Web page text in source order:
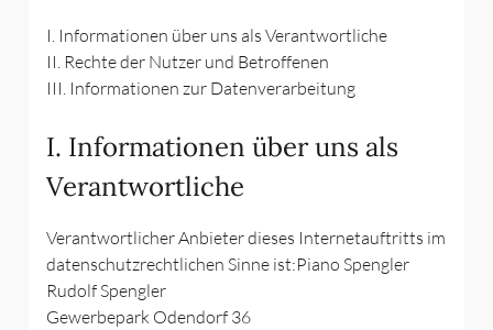
I. Informationen über uns als Verantwortliche
II. Rechte der Nutzer und Betroffenen
III. Informationen zur Datenverarbeitung
I. Informationen über uns als
Verantwortliche
Verantwortlicher Anbieter dieses Internetauftritts im
datenschutzrechtlichen Sinne ist:Piano Spengler
Rudolf Spengler
Gewerbepark Odendorf 36